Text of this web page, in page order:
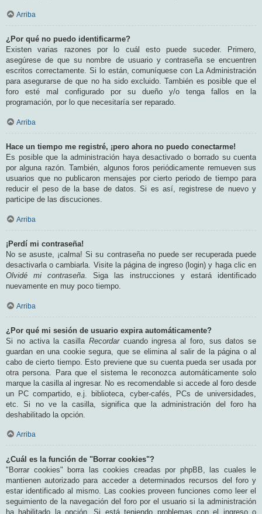
Arriba
¿Por qué no puedo identificarme?
Existen varias razones por lo cuál esto puede suceder. Primero,
asegúrese de que su nombre de usuario y contraseña se encuentren
escritos correctamente. Si lo están, comuníquese con La Administración
para asegurarse de que no ha sido excluido. También es posible que el
foro esté mal configurado por su dueño y/o tenga fallos en la
programación, por lo que necesitaría ser reparado.
Arriba
Hace un tiempo me registré, ¡pero ahora no puedo conectarme!
Es posible que la administración haya desactivado o borrado su cuenta
por alguna razón. También, algunos foros periódicamente remueven sus
usuarios que no publicaron mensajes por cierto periodo de tiempo para
reducir el peso de la base de datos. Si es así, registrese de nuevo y
participe de las discuciones.
Arriba
¡Perdí mi contraseña!
No se asuste, ¡calma! Si su contraseña no puede ser recuperada puede
desactivarla o cambiarla. Visite la página de ingreso (login) y haga clic en
Olvidé mi contraseña. Siga las instrucciones y estará identificado
nuevamente en muy poco tiempo.
Arriba
¿Por qué mi sesión de usuario expira automáticamente?
Si no activa la casilla Recordarcuando ingresa al foro, sus datos se
guardan en una cookie segura, que se elimina al salir de la página o al
cabo de cierto tiempo. Esto previene que su cuenta pueda ser usada por
otra persona. Para que el sistema le reconozca automáticamente solo
marque la casilla al ingresar. No es recomendable si accede al foro desde
un PC compartido, e.j. biblioteca, cyber-cafés, PCs de universidades,
etc. Si no ve la casilla, significa que la administración del foro ha
deshabilitado la opción.
Arriba
¿Cuál es la función de "Borrar cookies"?
"Borrar cookies" borra las cookies creadas por phpBB, las cuales le
mantienen autorizado para acceder a determinados recursos del foro y
estar identificado al mismo. Las cookies proveen funciones como leer el
seguimiento de la navegación del foro por el usuario si la administración
ha habilitado la opción. Si está teniendo problemas con el ingreso o